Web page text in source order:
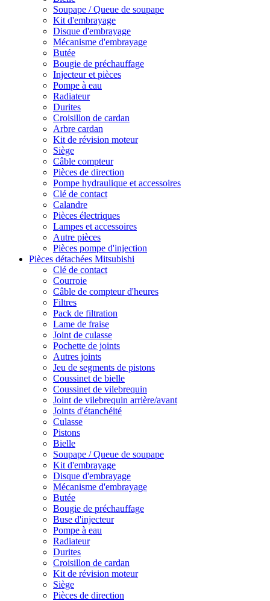
Soupape / Queue de soupape
Kit d'embrayage
Disque d'embrayage
Mécanisme d'embrayage
Butée
Bougie de préchauffage
Injecteur et pièces
Pompe à eau
Radiateur
Durites
Croisillon de cardan
Arbre cardan
Kit de révision moteur
Siège
Câble compteur
Pièces de direction
Pompe hydraulique et accessoires
Clé de contact
Calandre
Pièces électriques
Lampes et accessoires
Autre pièces
Pièces pompe d'injection
Pièces détachées Mitsubishi
Clé de contact
Courroie
Câble de compteur d'heures
Filtres
Pack de filtration
Lame de fraise
Joint de culasse
Pochette de joints
Autres joints
Jeu de segments de pistons
Coussinet de bielle
Coussinet de vilebrequin
Joint de vilebrequin arrière/avant
Joints d'étanchéité
Culasse
Pistons
Bielle
Soupape / Queue de soupape
Kit d'embrayage
Disque d'embrayage
Mécanisme d'embrayage
Butée
Bougie de préchauffage
Buse d'injecteur
Pompe à eau
Radiateur
Durites
Croisillon de cardan
Kit de révision moteur
Siège
Pièces de direction